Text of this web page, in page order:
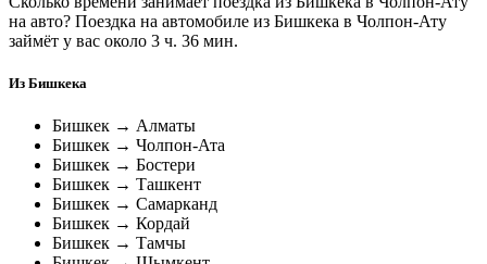
на авто? Поездка на автомобиле из Бишкека в Чолпон-Ату
займёт у вас около 3 ч. 36 мин.
Из Бишкека
Бишкек → Алматы
Бишкек → Чолпон-Ата
Бишкек → Бостери
Бишкек → Ташкент
Бишкек → Самарканд
Бишкек → Кордай
Бишкек → Тамчы